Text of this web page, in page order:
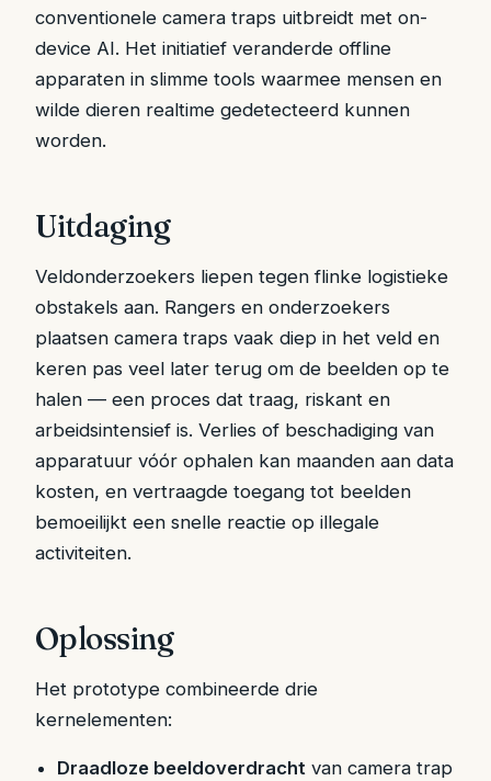
conventionele camera traps uitbreidt met on-
device AI. Het initiatief veranderde offline
apparaten in slimme tools waarmee mensen en
wilde dieren realtime gedetecteerd kunnen
worden.
Uitdaging
Veldonderzoekers liepen tegen flinke logistieke
obstakels aan. Rangers en onderzoekers
plaatsen camera traps vaak diep in het veld en
keren pas veel later terug om de beelden op te
halen — een proces dat traag, riskant en
arbeidsintensief is. Verlies of beschadiging van
apparatuur vóór ophalen kan maanden aan data
kosten, en vertraagde toegang tot beelden
bemoeilijkt een snelle reactie op illegale
activiteiten.
Oplossing
Het prototype combineerde drie
kernelementen:
Draadloze beeldoverdracht van camera trap